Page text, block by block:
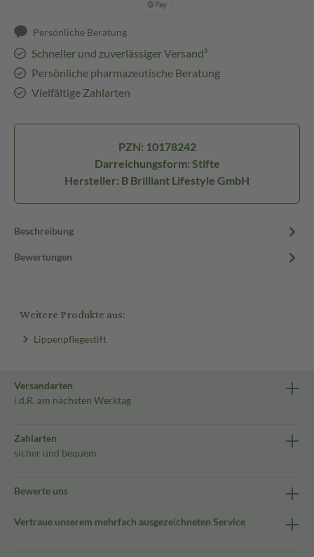
Persönliche Beratung
Schneller und zuverlässiger Versand³
Persönliche pharmazeutische Beratung
Vielfältige Zahlarten
PZN: 10178242
Darreichungsform: Stifte
Hersteller: B Brilliant Lifestyle GmbH
Beschreibung
Bewertungen
Weitere Produkte aus:
Lippenpflegestift
Versandarten
i.d.R. am nächsten Werktag
Zahlarten
sicher und bequem
Bewerte uns
Vertraue unserem mehrfach ausgezeichneten Service